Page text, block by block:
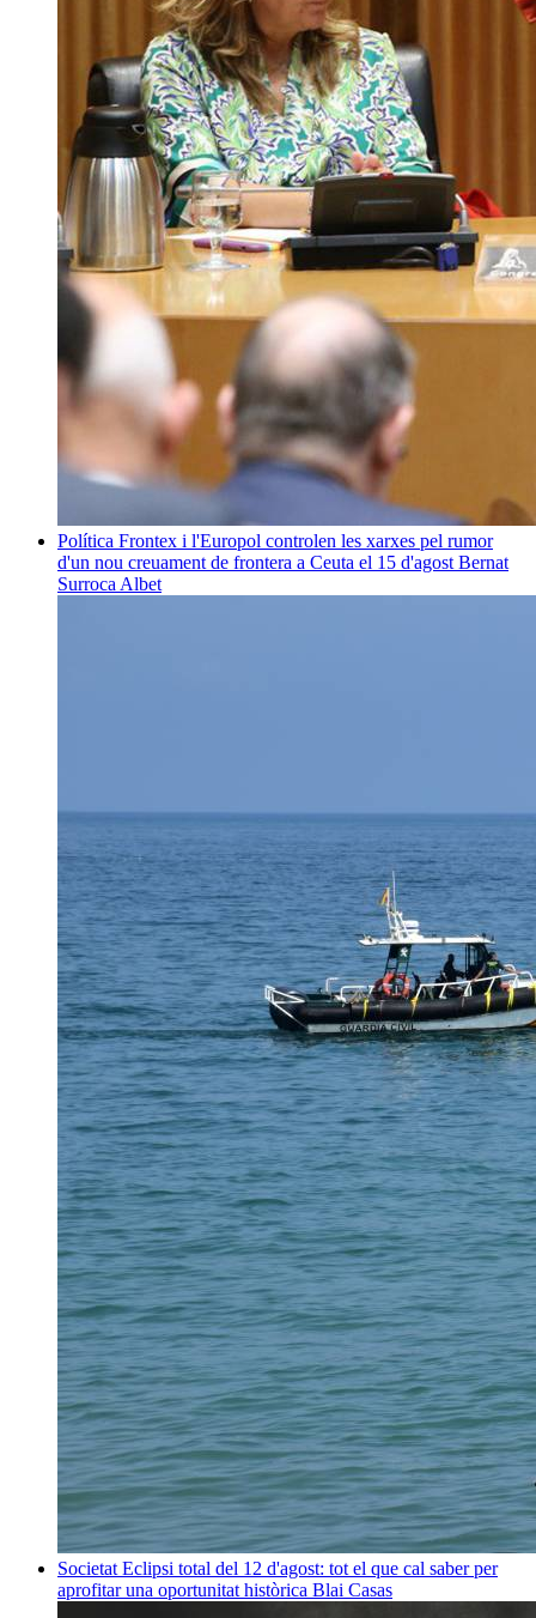
Política Frontex i l'Europol controlen les xarxes pel rumor
d'un nou creuament de frontera a Ceuta el 15 d'agost Bernat
Surroca Albet
Societat Eclipsi total del 12 d'agost: tot el que cal saber per
aprofitar una oportunitat històrica Blai Casas